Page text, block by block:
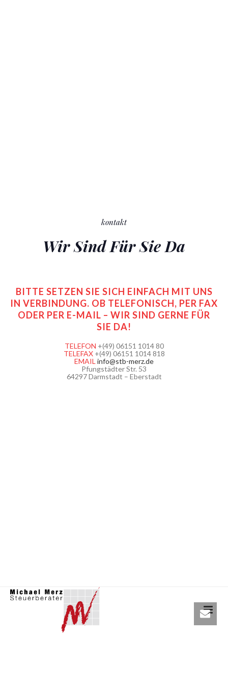
kontakt
Wir Sind Für Sie Da
BITTE SETZEN SIE SICH EINFACH MIT UNS
IN VERBINDUNG. OB TELEFONISCH, PER FAX
ODER PER E-MAIL – WIR SIND GERNE FÜR
SIE DA!
TELEFON +(49) 06151 1014 80
TELEFAX+(49) 06151 1014 818
EMAIL info@stb-merz.de
Pfungstädter Str. 53
64297 Darmstadt – Eberstadt